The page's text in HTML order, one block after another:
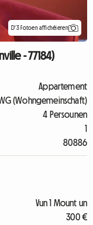
D'3 Fotoen affichéieren
- 77184)
Appartement
(Wohngemeinschaft)
4 Persounen
1
80886
Vun 1 Mount un
300 €